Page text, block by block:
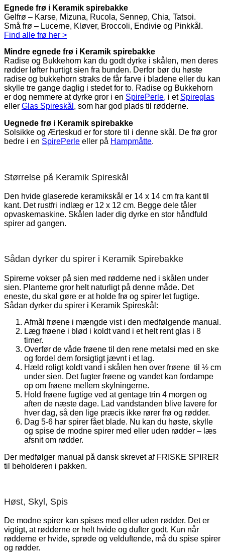
Egnede frø i Keramik spirebakke
Gelfrø – Karse, Mizuna, Rucola, Sennep, Chia, Tatsoi.
Små frø – Lucerne, Kløver, Broccoli, Endivie og Pinkkål.
Find alle frø her >
Mindre egnede frø i Keramik spirebakke
Radise og Bukkehorn kan du godt dyrke i skålen, men deres
rødder løfter hurtigt sien fra bunden. Derfor bør du høste
radise og bukkehorn straks de får farve i bladene eller du kan
skylle tre gange daglig i stedet for to. Radise og Bukkehorn
er dog nemmere at dyrke gror i en SpirePerle, i et Spireglas
eller Glas Spireskål , som har god plads til rødderne.
Uegnede frø i Keramik spirebakke
Solsikke og Ærteskud er for store til i denne skål. De frø gror
bedre i en SpirePerle eller på Hampmåtte.
Størrelse på Keramik Spireskål
Den hvide glaserede keramikskål er 14 x 14 cm fra kant til
kant. Det rustfri indlæg er 12 x 12 cm. Begge dele tåler
opvaskemaskine. Skålen lader dig dyrke en stor håndfuld
spirer ad gangen.
Sådan dyrker du spirer i Keramik Spirebakke
Spirerne vokser på sien med rødderne ned i skålen under
sien. Planterne gror helt naturligt på denne måde. Det
eneste, du skal gøre er at holde frø og spirer let fugtige.
Sådan dyrker du spirer i Keramik Spireskål:
Afmål frøene i mængde vist i den medfølgende manual.
Læg frøene i blød i koldt vand i et helt rent glas i 8
timer.
Overfør de våde frøene til den rene metalsi med en ske
og fordel dem forsigtigt jævnt i et lag.
Hæld roligt koldt vand i skålen hen over frøene til ½ cm
under sien. Det fugter frøene og vandet kan fordampe
op om frøene mellem skylningerne.
Hold frøene fugtige ved at gentage trin 4 morgen og
aften de næste dage. Lad vandstanden blive lavere for
hver dag, så den lige præcis ikke rører frø og rødder.
Dag 5-6 har spirer fået blade. Nu kan du høste, skylle
og spise de modne spirer med eller uden rødder – læs
afsnit om rødder.
Der medfølger manual på dansk skrevet af FRISKE SPIRER
til beholderen i pakken.
Høst, Skyl, Spis
De modne spirer kan spises med eller uden rødder. Det er
vigtigt, at rødderne er helt hvide og dufter godt. Kun når
rødderne er hvide, sprøde og velduftende, må du spise spirer
og rødder.